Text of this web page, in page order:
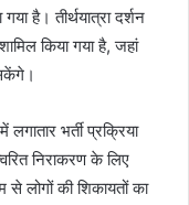
है। तीर्थयात्रा दर्शन
किया गया है, जहां
भर्ती प्रक्रिया
निराकरण के लिए
लोगों की शिकायतों का